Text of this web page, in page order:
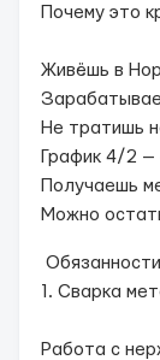
Почему это
Живёшь в
Не тратишь
График 4/2 —
Получаешь
Можно
1. Сварка
Работа с